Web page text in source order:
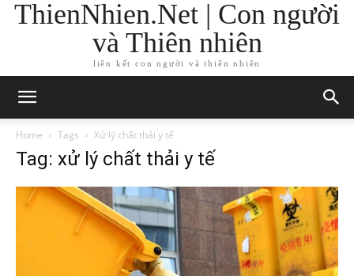
ThienNhien.Net | Con người
và Thiên nhiên
liên kết con người và thiên nhiên
Home Tags Xử lý chất thải y tế
Tag: xử lý chất thải y tế